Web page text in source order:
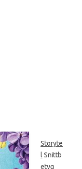
Storyte
l Snittb
etyg